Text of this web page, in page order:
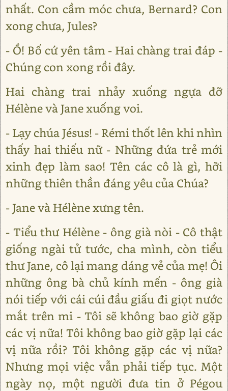
nhất. Con cầm móc chưa, Bernard? Con
xong chưa, Jules?
- Ồ! Bố cứ yên tâm - Hai chàng trai đáp -
Chúng con xong rồi đây.
Hai chàng trai nhảy xuống ngựa đỡ
Hélène và Jane xuống voi.
- Lạy chúa Jésus! - Rémi thốt lên khi nhìn
thấy hai thiếu nữ - Những đứa trẻ mới
xinh đẹp làm sao! Tên các cô là gì, hỡi
những thiên thần đáng yêu của Chúa?
- Jane và Hélène xưng tên.
- Tiểu thư Hélène - ông già nòi - Cô thật
giống ngài tử tước, cha mình, còn tiểu
thư Jane, cô lại mang dáng vẻ của mẹ! Ôi
những ông bà chủ kính mến - ông già
nói tiếp với cái cúi đầu giấu đi giọt nước
mắt trên mi - Tôi sẽ không bao giờ gặp
các vị nữa! Tôi không bao giờ gặp lại các
vị nữa rồi? Tôi không gặp các vị nữa?
Nhưng mọi việc vẫn phải tiếp tục. Một
ngày nọ, một người đưa tin ở Pégou